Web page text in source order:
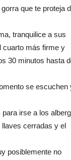
que te proteja
tranquilice a sus
cuarto más firme y
30 minutos hasta
se escuchen
irse a los
cerradas y el
posiblemente no